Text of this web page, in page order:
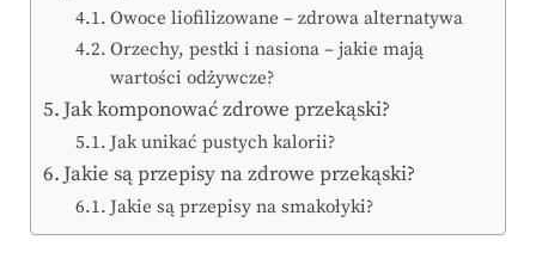
Owoce liofilizowane – zdrowa alternatywa
Orzechy, pestki i nasiona – jakie mają
wartości odżywcze?
Jak komponować zdrowe przekąski?
Jak unikać pustych kalorii?
Jakie są przepisy na zdrowe przekąski?
Jakie są przepisy na smakołyki?